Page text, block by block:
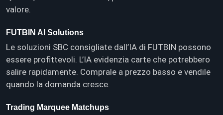
valore.
FUTBIN AI Solutions
Le soluzioni SBC consigliate dall’IA di FUTBIN possono
essere profittevoli. L’IA evidenzia carte che potrebbero
salire rapidamente. Comprale a prezzo basso e vendile
quando la domanda cresce.
Trading Marquee Matchups